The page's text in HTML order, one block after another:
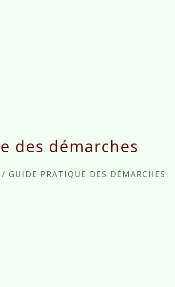
des démarches
/ GUIDE PRATIQUE DES DÉMARCHES